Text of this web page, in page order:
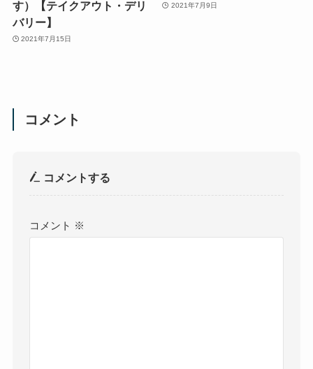
す）【テイクアウト・デリ
バリー】
2021年7月15日
2021年7月9日
コメント
コメントする
コメント ※